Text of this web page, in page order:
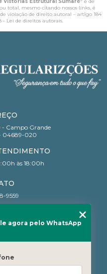
Vistorias Estrutural Sumaré" é de
total, mesmo citando nossos links, é
violação de direito autoral – artigo 184
- Lei de direitos autorais.
Campo Grande
04689-020
às 18:00h
9559
agora pelo WhatsApp